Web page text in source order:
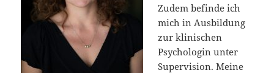
Zudem befinde ich
mich in Ausbildung
zur klinischen
Psychologin unter
Supervision. Meine